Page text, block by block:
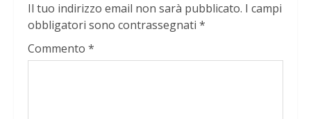
Il tuo indirizzo email non sarà pubblicato. I campi
obbligatori sono contrassegnati *
Commento *